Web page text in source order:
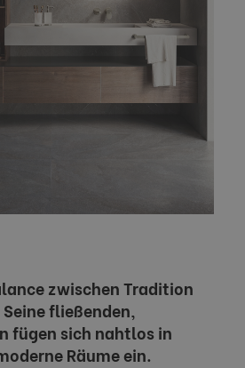
zwischen Tradition
fließenden,
fügen sich nahtlos in
Räume ein.